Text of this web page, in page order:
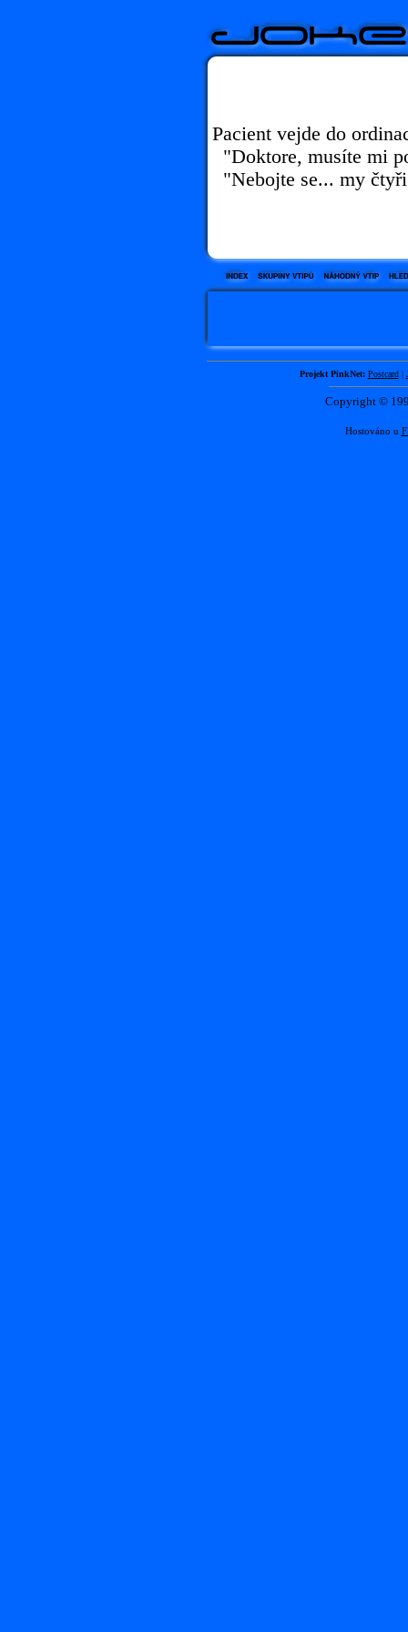
Pacient vejde do
"Doktore, musíte mi
"Nebojte se... my
Projekt PinkNet: Postcard|
Copyright ©
Hostováno u